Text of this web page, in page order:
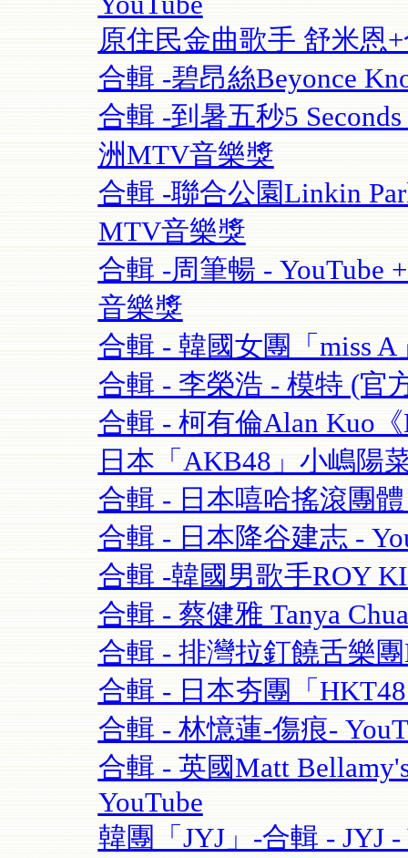
原住民金曲歌手 舒米恩
合輯 -碧昂絲Beyonce
合輯 -到暑五秒5
洲MTV音樂獎
合輯 -聯合公園Linkin
MTV音樂獎
合輯 -周筆暢 - YouTube
音樂獎
合輯 - 韓國女團「miss A
合輯 - 李榮浩 - 模特 (官
合輯 - 柯有倫Alan Kuo
日本「AKB48」小嶋陽
合輯 - 日本嘻哈搖滾團體
合輯 - 日本降谷建志 -
合輯 -韓國男歌手ROY
合輯 - 蔡健雅 Tanya
合輯 - 排灣拉釘饒舌樂
合輯 - 日本夯團「
合輯 - 林憶蓮-傷痕-
合輯 - 英國Matt
YouTube
韓團「JYJ」-合輯 - JYJ -